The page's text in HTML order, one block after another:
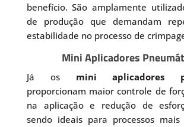
benefício. São amplamente
de produção que demandam
estabilidade no processo de
Mini Aplicadores
Já os mini aplicadores
proporcionam maior controle de
na aplicação e redução de
sendo ideais para processos mais